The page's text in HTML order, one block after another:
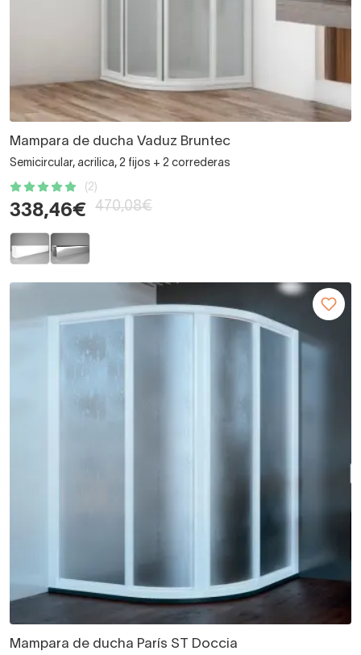
Mampara de ducha Vaduz Bruntec
Semicircular, acrilica, 2 fijos + 2 correderas
(2)
338,46€ 470,08€
Mampara de ducha París ST Doccia